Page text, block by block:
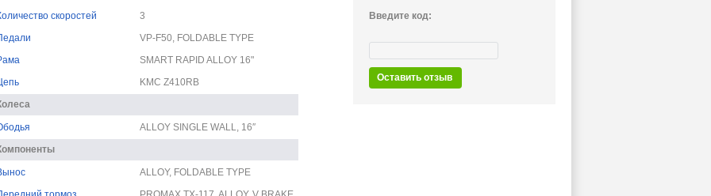
скоростей
3
VP-F50, FOLDABLE TYPE
SMART RAPID ALLOY 16"
KMC Z410RB
ALLOY SINGLE WALL, 16″
ALLOY, FOLDABLE TYPE
Введите код:
Оставить отзыв